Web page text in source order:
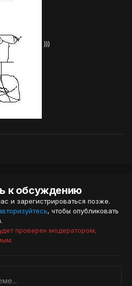
)))
к обсуждению
и зарегистрироваться позже.
, чтобы опубликовать
проверен модератором,